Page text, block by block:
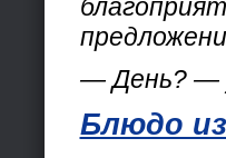
— День? —
Блюдо